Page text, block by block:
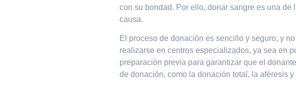
con su bondad. Por ello, donar sangre es una
causa.
El proceso de donación es sencillo y seguro, y
realizarse en centros especializados, ya sea en
preparación previa para garantizar que el
de donación, como la donación total, la aféresis